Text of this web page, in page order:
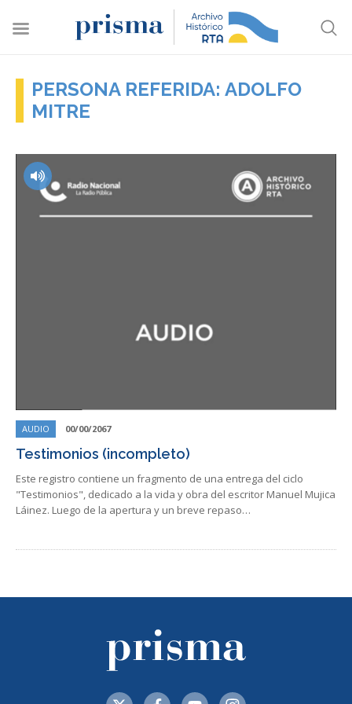
PERSONA REFERIDA: ADOLFO
MITRE
AUDIO 00/00/2067
Testimonios (incompleto)
Este registro contiene un fragmento de una entrega del ciclo
"Testimonios", dedicado a la vida y obra del escritor Manuel Mujica
Láinez. Luego de la apertura y un breve repaso…